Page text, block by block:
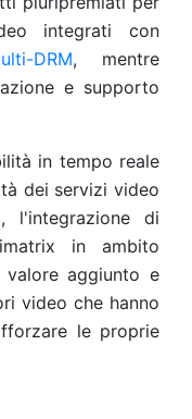
integrati con
DRM, mentre
e supporto
in tempo reale
dei servizi video
l'integrazione di
in ambito
aggiunto e
video che hanno
le proprie